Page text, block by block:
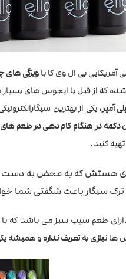
بی ال وی کا باویژگی های
که از قبل با ایجوس های بسیار
، یکی از بهترین
دکمه در هنگام کام دهی در طعم
تهیه کنید.
ای هستش که به محض به
ترک سیگار باعث شگفتی شما
طعم سیب سبز می باشد که با
هانیازی به تعریف ندارهو همیشه